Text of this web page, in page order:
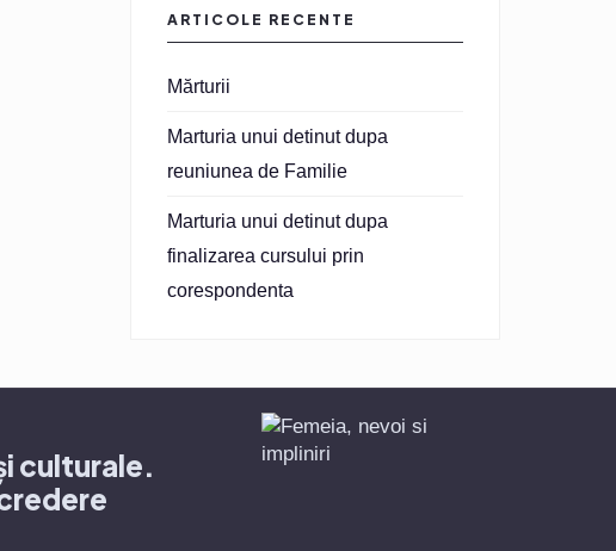
ARTICOLE RECENTE
Mărturii
Marturia unui detinut dupa
reuniunea de Familie
Marturia unui detinut dupa
finalizarea cursului prin
corespondenta
culturale.